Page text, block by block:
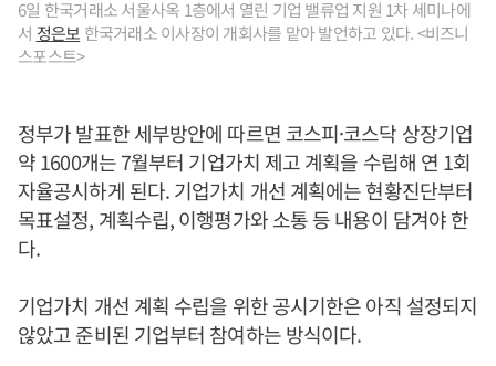
6일 한국거래소 서울사옥 1층에서 열린 기업 밸류업 지원 1차 세미나에
서 정은보 한국거래소 이사장이 개회사를 맡아 발언하고 있다. <비즈니
스포스트>
정부가 발표한 세부방안에 따르면 코스피·코스닥 상장기업
약 1600개는 7월부터 기업가치 제고 계획을 수립해 연 1회
자율공시하게 된다. 기업가치 개선 계획에는 현황진단부터
목표설정, 계획수립, 이행평가와 소통 등 내용이 담겨야 한
다.
기업가치 개선 계획 수립을 위한 공시기한은 아직 설정되지
않았고 준비된 기업부터 참여하는 방식이다.